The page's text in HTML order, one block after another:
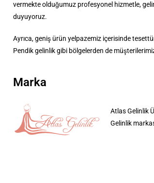
vermekte olduğumuz profesyonel hizmetle,
duyuyoruz.
Ayrıca, geniş ürün yelpazemiz içerisinde
Pendik gelinlik gibi bölgelerden de
Marka
Atlas Gelinlik
Gelinlik